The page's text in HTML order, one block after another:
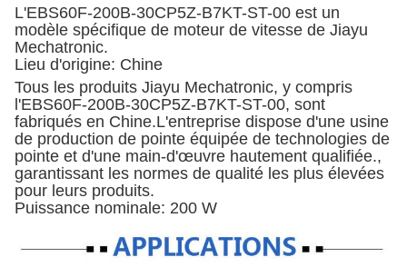
L'EBS60F-200B-30CP5Z-B7KT-ST-00 est un
modèle spécifique de moteur de vitesse de Jiayu
Mechatronic.
Lieu d'origine: Chine
Tous les produits Jiayu Mechatronic, y compris
l'EBS60F-200B-30CP5Z-B7KT-ST-00, sont
fabriqués en Chine.L'entreprise dispose d'une usine
de production de pointe équipée de technologies de
pointe et d'une main-d'œuvre hautement qualifiée.,
garantissant les normes de qualité les plus élevées
pour leurs produits.
Puissance nominale: 200 W